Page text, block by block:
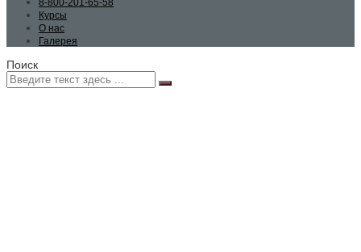
Курсы
О нас
Галерея
Поиск